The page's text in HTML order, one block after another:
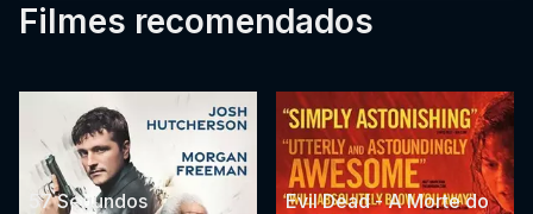
Filmes recomendados
57 Segundos
Evil Dead - A Morte do